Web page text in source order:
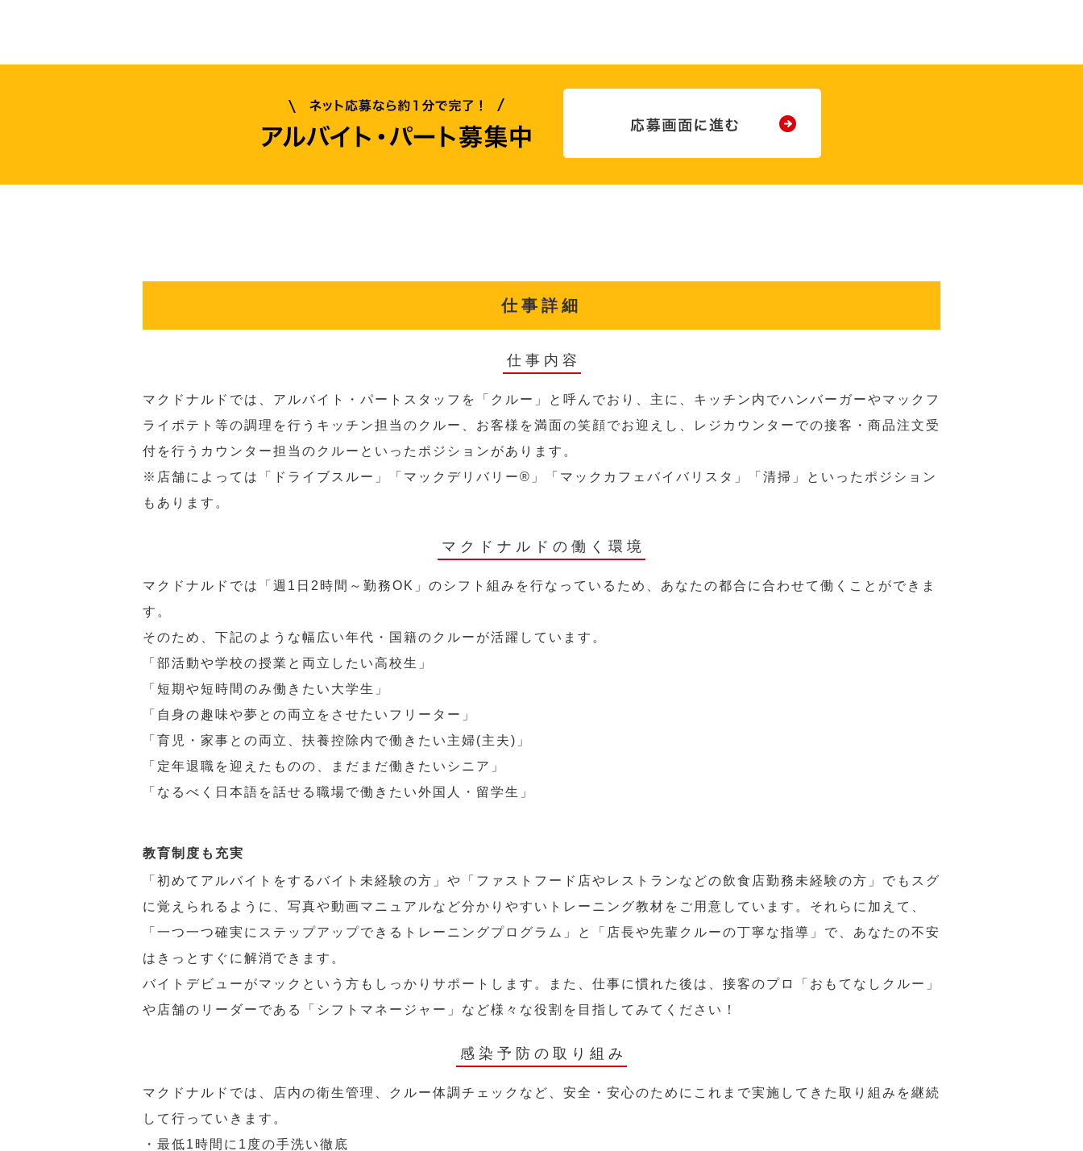
仕事詳細
仕事内容
マクドナルドでは、アルバイト・パートスタッフを「クルー」と呼んでおり、主に、キッチン内でハンバーガーやマックフ
ライポテト等の調理を行うキッチン担当のクルー、お客様を満面の笑顔でお迎えし、レジカウンターでの接客・商品注文受
付を行うカウンター担当のクルーといったポジションがあります。
※店舗によっては「ドライブスルー」「マックデリバリー®︎」「マックカフェバイバリスタ」「清掃」といったポジション
もあります。
マクドナルドの働く環境
マクドナルドでは「週1日2時間～勤務OK」のシフト組みを行なっているため、あなたの都合に合わせて働くことができま
す。
そのため、下記のような幅広い年代・国籍のクルーが活躍しています。
「部活動や学校の授業と両立したい高校生」
「短期や短時間のみ働きたい大学生」
「自身の趣味や夢との両立をさせたいフリーター」
「育児・家事との両立、扶養控除内で働きたい主婦(主夫)」
「定年退職を迎えたものの、まだまだ働きたいシニア」
「なるべく日本語を話せる職場で働きたい外国人・留学生」
教育制度も充実
「初めてアルバイトをするバイト未経験の方」や「ファストフード店やレストランなどの飲食店勤務未経験の方」でもスグ
に覚えられるように、写真や動画マニュアルなど分かりやすいトレーニング教材をご用意しています。それらに加えて、
「一つ一つ確実にステップアップできるトレーニングプログラム」と「店長や先輩クルーの丁寧な指導」で、あなたの不安
はきっとすぐに解消できます。
バイトデビューがマックという方もしっかりサポートします。また、仕事に慣れた後は、接客のプロ「おもてなしクルー」
や店舗のリーダーである「シフトマネージャー」など様々な役割を目指してみてください！
感染予防の取り組み
マクドナルドでは、店内の衛生管理、クルー体調チェックなど、安全・安心のためにこれまで実施してきた取り組みを継続
して行っていきます。
・最低1時間に1度の手洗い徹底